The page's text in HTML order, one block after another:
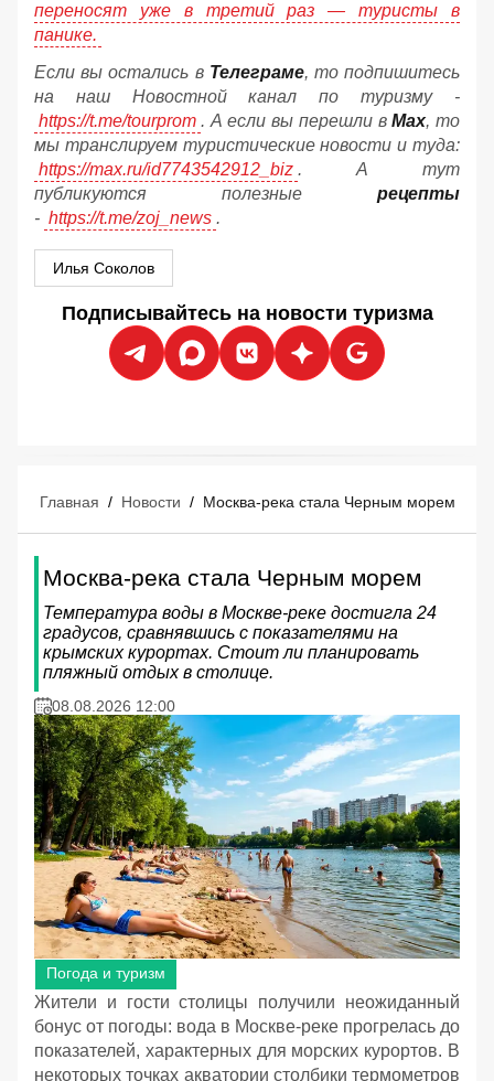
переносят уже в третий раз — туристы в
панике.
Если вы остались в Телеграме, то подпишитесь
на наш Новостной канал по туризму -
https://t.me/tourprom . А если вы перешли вМах, то
мы транслируем туристические новости и туда:
https://max.ru/id7743542912_biz . А тут
публикуются полезные рецепты
- https://t.me/zoj_news .
Илья Соколов
Подписывайтесь на новости туризма
Главная / Новости / Москва-река стала Черным морем
Москва-река стала Черным морем
Температура воды в Москве-реке достигла 24
градусов, сравнявшись с показателями на
крымских курортах. Стоит ли планировать
пляжный отдых в столице.
08.08.2026 12:00
Погода и туризм
Жители и гости столицы получили неожиданный
бонус от погоды: вода в Москве-реке прогрелась до
показателей, характерных для морских курортов. В
некоторых точках акватории столбики термометров